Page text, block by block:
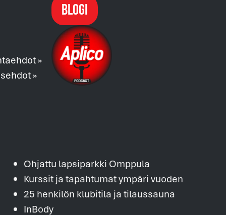
»
»
Blogi
Ohjattu lapsiparkki Omppula
Kurssit ja tapahtumat ympäri vuoden
25 henkilön klubitila ja tilaussauna
InBody